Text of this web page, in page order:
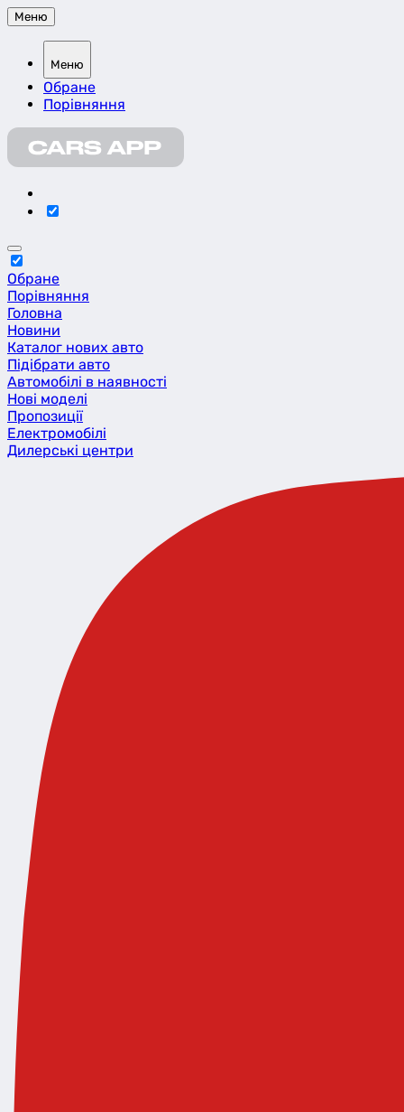
Меню
Меню
Обране
Порівняння
Обране
Порівняння
Головна
Новини
Каталог нових авто
Підібрати авто
Автомобілі в наявності
Нові моделі
Пропозиції
Eлектромобілі
Дилерські центри